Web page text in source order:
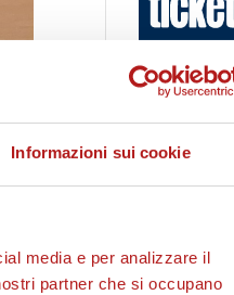
Informazioni sui cookie
media e per analizzare il
partner che si occupano
AS